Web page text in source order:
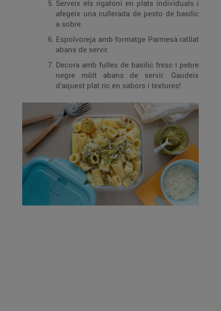
Serveix els rigatoni en plats individuals i
afegeix una cullerada de pesto de basilic
a sobre.
Espolvoreja amb formatge Parmesà ratllat
abans de servir.
Decora amb fulles de basilic fresc i pebre
negre mòlt abans de servir. Gaudeix
d'aquest plat ric en sabors i textures!